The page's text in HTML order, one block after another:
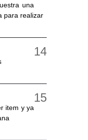
una
para realizar
item y ya